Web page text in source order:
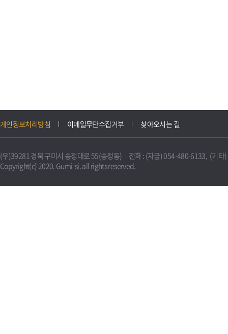
개인정보처리방침 이메일무단수집거부 찾아오시는 길
(우)39281 경북 구미시 송정대로 55(송정동) 전화 : (자금) 054-480-6133, (기타
Copyright(c) 2020. Gumi-si. all rights reserved.